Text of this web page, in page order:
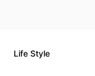
Life Style